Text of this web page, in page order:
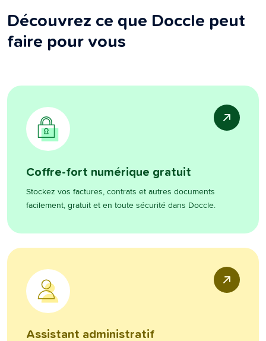
Découvrez ce que Doccle peut
faire pour vous
Coffre-fort numérique gratuit
Stockez vos factures, contrats et autres documents
facilement, gratuit et en toute sécurité dans Doccle.
Assistant administratif